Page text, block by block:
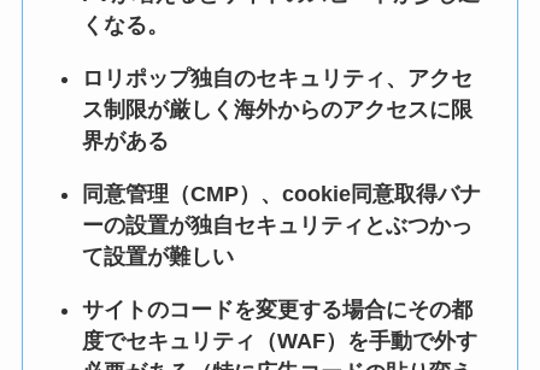
くなる。
ロリポップ独自のセキュリティ、アクセ
ス制限が厳しく海外からのアクセスに限
界がある
同意管理（CMP）、cookie同意取得バナ
ーの設置が独自セキュリティとぶつかっ
て設置が難しい
サイトのコードを変更する場合にその都
度でセキュリティ（WAF）を手動で外す